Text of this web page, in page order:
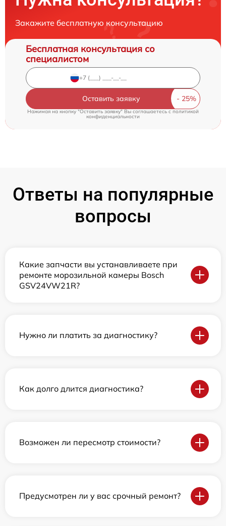
Закажите бесплатную консультацию
Бесплатная консультация со
специалистом
Оставить заявку
Нажимая на кнопку "Оставить заявку" Вы соглашаетесь cполитикой
конфиденциальности
Ответы на популярные
вопросы
Какие запчасти вы устанавливаете при
ремонте морозильной камеры Bosch
GSV24VW21R?
Нужно ли платить за диагностику?
Как долго длится диагностика?
Возможен ли пересмотр стоимости?
Предусмотрен ли у вас срочный ремонт?